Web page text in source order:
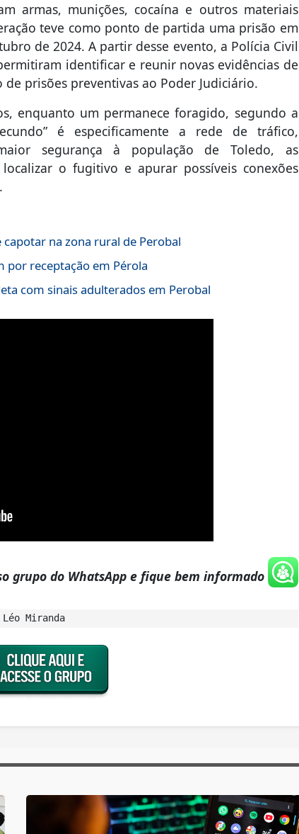
armas, munições, cocaína e outros materiais
teve como ponto de partida uma prisão em
de 2024. A partir desse evento, a Polícia Civil
identificar e reunir novas evidências de
prisões preventivas ao Poder Judiciário.
enquanto um permanece foragido, segundo a
é especificamente a rede de tráfico,
segurança à população de Toledo, as
o fugitivo e apurar possíveis conexões
na zona rural de Perobal
receptação em Pérola
com sinais adulterados em Perobal
grupo do WhatsApp e fique bem informado
Miranda